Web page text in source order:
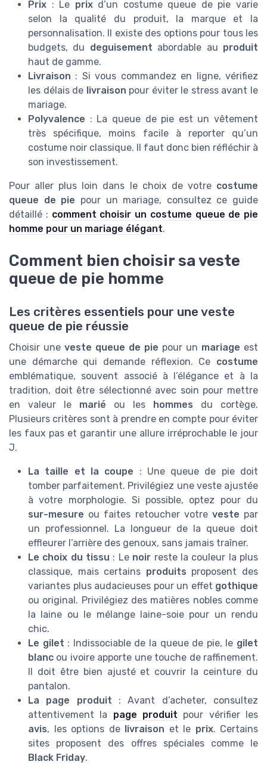
Prix : Le prixd’un costume queue de pie varie
selon la qualité du produit, la marque et la
personnalisation. Il existe des options pour tous les
budgets, du deguisement abordable au produit
haut de gamme.
Livraison : Si vous commandez en ligne, vérifiez
les délais de livraison pour éviter le stress avant le
mariage.
Polyvalence : La queue de pie est un vêtement
très spécifique, moins facile à reporter qu’un
costume noir classique. Il faut donc bien réfléchir à
son investissement.
Pour aller plus loin dans le choix de votre costume
queue de pie pour un mariage, consultez ce guide
détaillé : comment choisir un costume queue de pie
homme pour un mariage élégant.
Comment bien choisir sa veste
queue de pie homme
Les critères essentiels pour une veste
queue de pie réussie
Choisir une veste queue de pie pour un mariage est
une démarche qui demande réflexion. Ce costume
emblématique, souvent associé à l’élégance et à la
tradition, doit être sélectionné avec soin pour mettre
en valeur le marié ou les hommes du cortège.
Plusieurs critères sont à prendre en compte pour éviter
les faux pas et garantir une allure irréprochable le jour
J.
La taille et la coupe : Une queue de pie doit
tomber parfaitement. Privilégiez une veste ajustée
à votre morphologie. Si possible, optez pour du
sur-mesure ou faites retoucher votre veste par
un professionnel. La longueur de la queue doit
effleurer l’arrière des genoux, sans jamais traîner.
Le choix du tissu : Le noir reste la couleur la plus
classique, mais certains produits proposent des
variantes plus audacieuses pour un effet gothique
ou original. Privilégiez des matières nobles comme
la laine ou le mélange laine-soie pour un rendu
chic.
Le gilet : Indissociable de la queue de pie, le gilet
blanc ou ivoire apporte une touche de raffinement.
Il doit être bien ajusté et couvrir la ceinture du
pantalon.
La page produit : Avant d’acheter, consultez
attentivement la page produit pour vérifier les
avis, les options de livraison et le prix. Certains
sites proposent des offres spéciales comme le
Black Friday.